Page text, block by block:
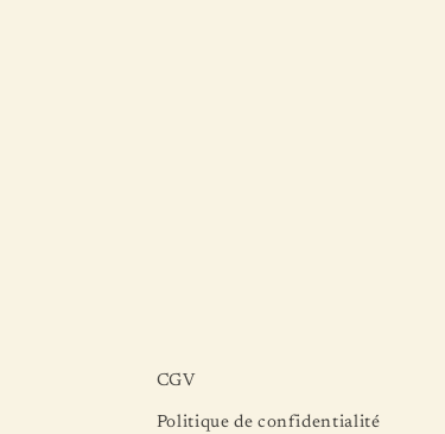
CGV
Politique de confidentialité